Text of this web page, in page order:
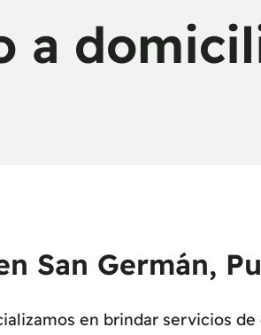
a
San Germán,
en brindar servicios